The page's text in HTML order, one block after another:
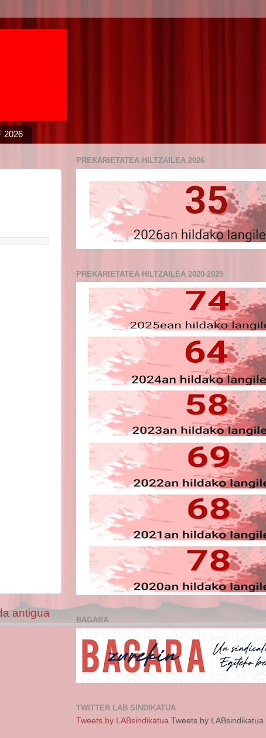
2026
antigua
PREKARIETATEA HILTZAILEA 2026
PREKARIETATEA HILTZAILEA 2020-2025
BAGARA
TWITTER LAB SINDIKATUA
Tweets by LABsindikatua Tweets by LABsindikatua